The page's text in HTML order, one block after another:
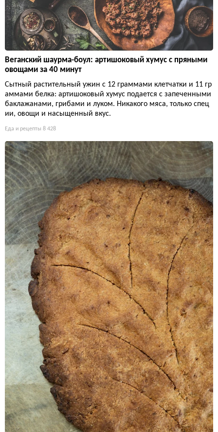
Веганский шаурма-боул: артишоковый хумус с пряными
овощами за 40 минут
Сытный растительный ужин с 12 граммами клетчатки и 11 гр
аммами белка: артишоковый хумус подается с запеченными
баклажанами, грибами и луком. Никакого мяса, только спец
ии, овощи и насыщенный вкус.
Еда и рецепты 8 428